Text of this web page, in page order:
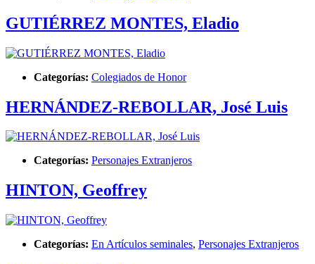
GUTIÉRREZ MONTES, Eladio
Categorías: Colegiados de Honor
HERNÁNDEZ-REBOLLAR, José Luis
Categorías: Personajes Extranjeros
HINTON, Geoffrey
Categorías: En Artículos seminales, Personajes Extranjeros